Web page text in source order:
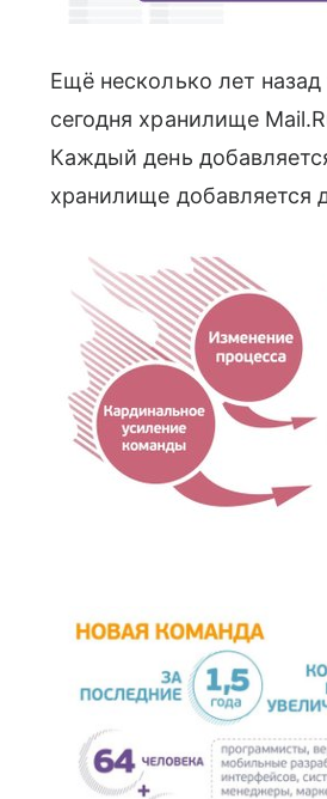
Ещё несколько лет
сегодня хранилище
Каждый день
хранилище добавляется